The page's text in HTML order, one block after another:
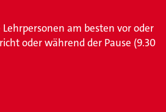
Lehrpersonen am besten vor oder
oder während der Pause (9.30